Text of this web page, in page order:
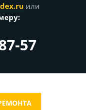
или
57